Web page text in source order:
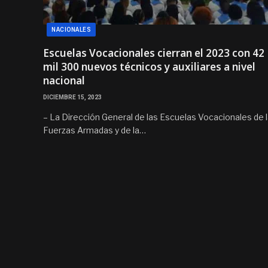
NACIONALES
Escuelas Vocacionales cierran el 2023 con 42
mil 300 nuevos técnicos y auxiliares a nivel
nacional
DICIEMBRE 15, 2023
– La Dirección General de las Escuelas Vocacionales de
Fuerzas Armadas y de la…